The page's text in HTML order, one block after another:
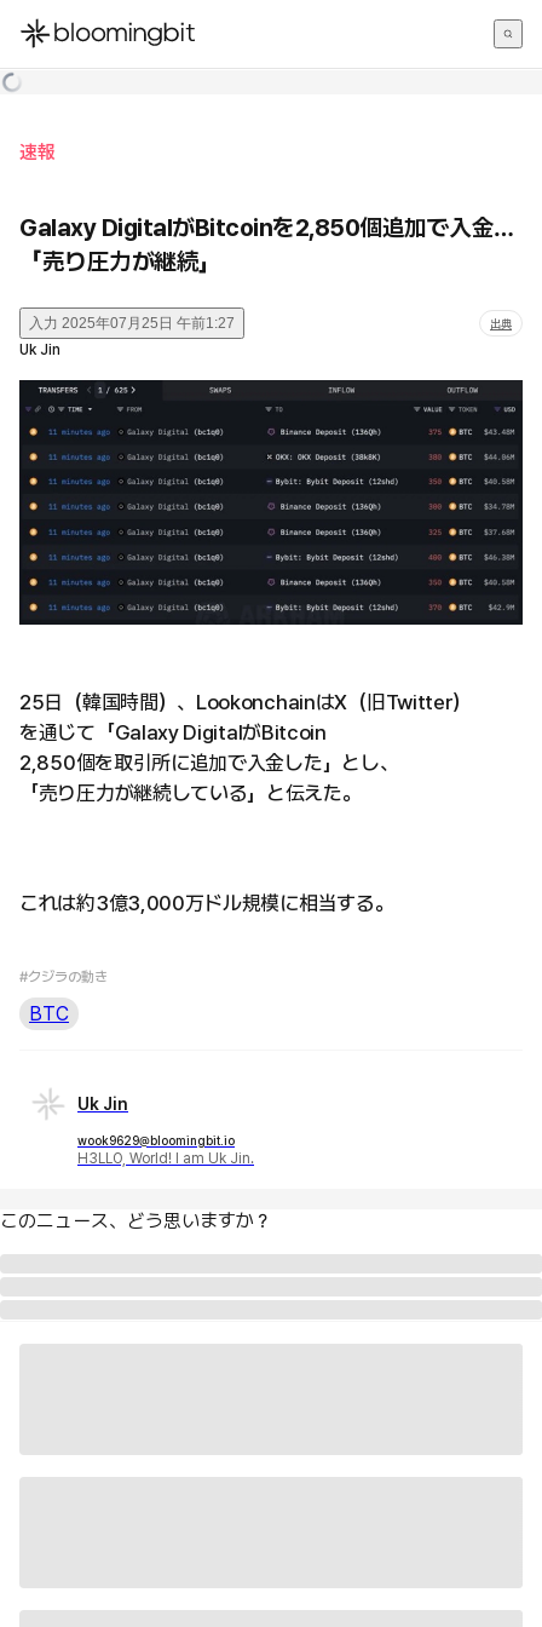
한국어
速報
Galaxy DigitalがBitcoinを2,850個追加で入金…
「売り圧力が継続」
入力 2025年07月25日 午前1:27 出典
Uk Jin
25日（韓国時間）、LookonchainはX（旧Twitter）
を通じて「Galaxy DigitalがBitcoin
2,850個を取引所に追加で入金した」とし、
「売り圧力が継続している」と伝えた。
これは約3億3,000万ドル規模に相当する。
#クジラの動き
BTC
Uk Jin
wook9629@bloomingbit.io
H3LLO, World! I am Uk Jin.
このニュース、どう思いますか？